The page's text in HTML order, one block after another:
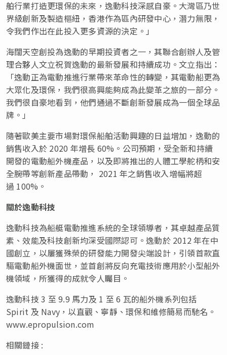
舶行業打造更環保的未來，逸動科技深感自豪。大灣區乃世
界級創新及製造樞紐，香港作為區內研發中心，潛力無限，
令我們作出在此投入更多資源的決定。」
海闊天空創投為逸動的早期投資者之一，其聯合創辦人及管
理合夥人文立祝賀逸動的最新發展和持續成功。文立指出：
「逸動正為電動推進行業帶來革命性的轉變，其電動船更為
大眾化及環保，我們很高興能夠成為此變革之旅的一部分。
我們很自豪地看到，他們通過不斷創新發展成為一個全球品
牌。」
隨著歐美主要市場對環保船舶活動興趣的日益增加，逸動的
銷售收入於 2020 年增長 60%。公司預期，受全新和持續
開發的電動船外機產品，以及即將推出的人體工學舵柄和安
全腕帶等創新產品帶動， 2021 年之銷售收入增幅將超
過 100%。
關於逸動科技
逸動科技為船艇電動推進系統的全球領導者，其卓越產品質
素、效能及科技創新均深受國際認可。逸動於 2012 年在中
國創立，以屢獲殊榮的研發能力開發尖端設計，引領首款直
驅電動船外機面世，並首創將反向充電技術應用於小型船外
機領域，所獲得的成就令人矚目。
逸動科技 3 至 9.9 馬力及 1 至 6 瓦的船外機系列包括
Spirit 及 Navy，以直觀、寧靜、環保和維修簡易而馳名。
www.epropulsion.com
相關鏈接 :